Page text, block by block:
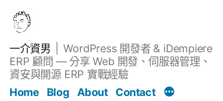
一介資男
WordPress 開發者 & iDempiere
ERP 顧問 — 分享 Web 開發、伺服器管理、
資安與開源 ERP 實戰經驗
Home
Blog About Contact
文章